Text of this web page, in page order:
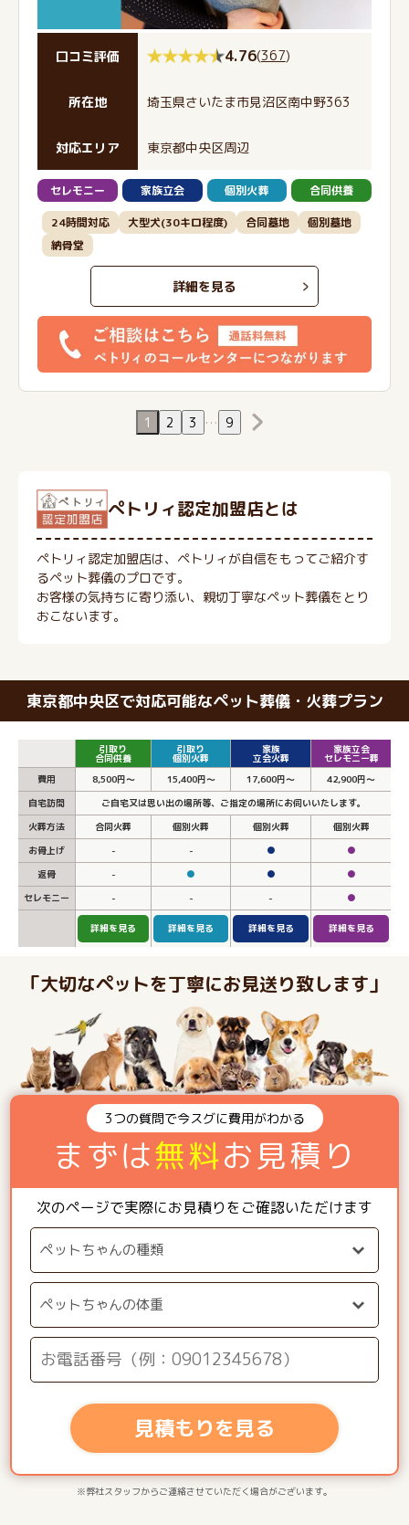
口コミ評価 4.76(367)
所在地 埼玉県さいたま市見沼区南中野363
対応エリア 東京都中央区周辺
セレモニー 家族立会 個別火葬 合同供養
24時間対応 大型犬(30キロ程度) 合同墓地
個別墓地
納骨堂
詳細を見る
1 2 3 … 9
ぺトリィ認定加盟店とは
ペトリィ認定加盟店は、ペトリィが自信をもってご紹介す
るペット葬儀のプロです。
お客様の気持ちに寄り添い、親切丁寧なペット葬儀をとり
おこないます。
東京都中央区で対応可能なペット葬儀・火葬プラン
引取り
合同供養
引取り
個別火葬
家族
立会火葬
家族立会
セレモニー葬
費用
8,500円～ 15,400円～ 17,600円～
42,900円～
自宅訪問
ご自宅又は思い出の場所等、ご指定の場所にお伺いいたします。
火葬方法
合同火葬 個別火葬 個別火葬
個別火葬
お骨上げ
- - ●
●
返骨
- ● ●
●
セレモニー
- - - ●
詳細を見る 詳細を見る 詳細を見る 詳細を見る
「大切なペットを丁寧にお見送り致します」
3つの質問で今スグに費用がわかる
まずは無料お見積り
次のページで実際にお見積りをご確認いただけます
見積もりを見る
※弊社スタッフからご連絡させていただく場合がございます。